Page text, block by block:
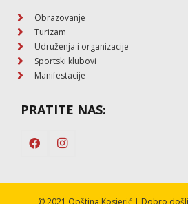
Obrazovanje
Turizam
Udruženja i organizacije
Sportski klubovi
Manifestacije
PRATITE NAS:
© 2021 Opština Kosjerić | Dobro